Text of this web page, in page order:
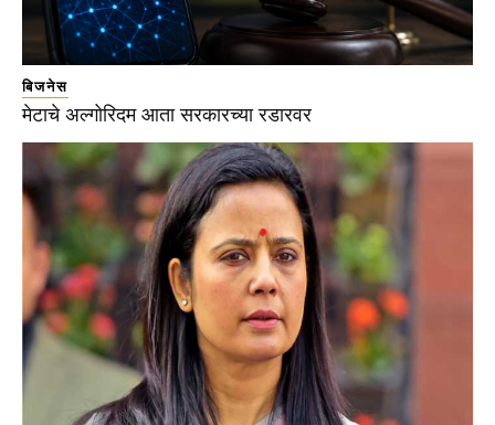
बिजनेस
मेटाचे अल्गोरिदम आता सरकारच्या रडारवर